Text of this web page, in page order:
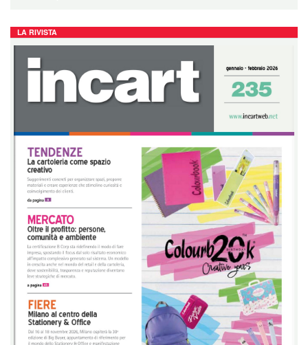
LA RIVISTA